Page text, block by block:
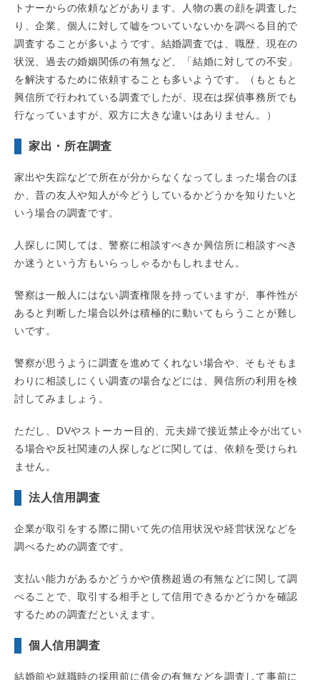
トナーからの依頼などがあります。人物の裏の顔を調査した
り、企業、個人に対して嘘をついていないかを調べる目的で
調査することが多いようです。結婚調査では、職歴、現在の
状況、過去の婚姻関係の有無など、「結婚に対しての不安」
を解決するために依頼することも多いようです。（もともと
興信所で行われている調査でしたが、現在は探偵事務所でも
行なっていますが、双方に大きな違いはありません。）
家出・所在調査
家出や失踪などで所在が分からなくなってしまった場合のほ
か、昔の友人や知人が今どうしているかどうかを知りたいと
いう場合の調査です。
人探しに関しては、警察に相談すべきか興信所に相談すべき
か迷うという方もいらっしゃるかもしれません。
警察は一般人にはない調査権限を持っていますが、事件性が
あると判断した場合以外は積極的に動いてもらうことが難し
いです。
警察が思うように調査を進めてくれない場合や、そもそもま
わりに相談しにくい調査の場合などには、興信所の利用を検
討してみましょう。
ただし、DVやストーカー目的、元夫婦で接近禁止令が出てい
る場合や反社関連の人探しなどに関しては、依頼を受けられ
ません。
法人信用調査
企業が取引をする際に開いて先の信用状況や経営状況などを
調べるための調査です。
支払い能力があるかどうかや債務超過の有無などに関して調
べることで、取引する相手として信用できるかどうかを確認
するための調査だといえます。
個人信用調査
結婚前や就職時の採用前に借金の有無などを調査して事前に